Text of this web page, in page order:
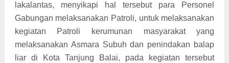
lakalantas, menyikapi hal tersebut para Personel
Gabungan melaksanakan Patroli, untuk melaksanakan
kegiatan Patroli kerumunan masyarakat yang
melaksanakan Asmara Subuh dan penindakan balap
liar di Kota Tanjung Balai, pada kegiatan tersebut